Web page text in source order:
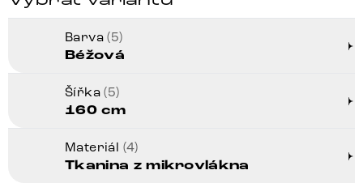
Barva(5)
Béžová
Šířka(5)
160 cm
Materiál (4)
Tkanina z mikrovlákna